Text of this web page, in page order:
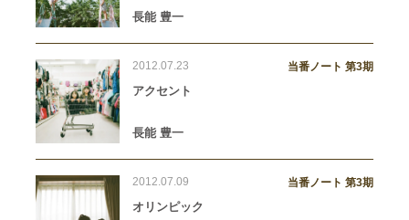
長能 豊一
2012.07.23 当番ノート 第3期
アクセント
長能 豊一
2012.07.09 当番ノート 第3期
オリンピック